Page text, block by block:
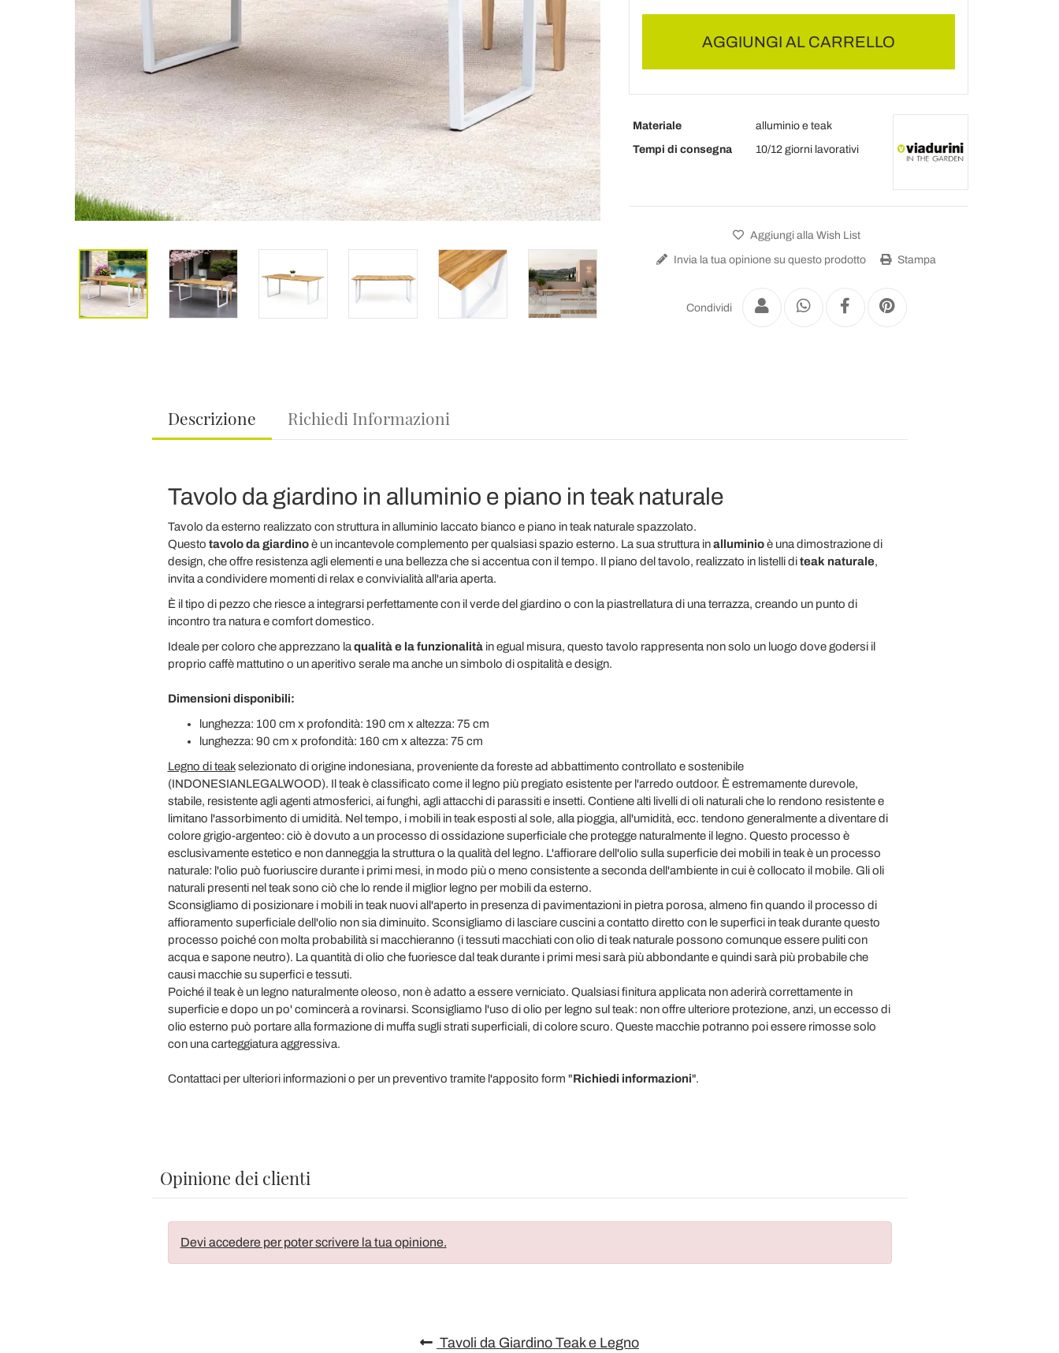
AGGIUNGI AL CARRELLO
Materiale
alluminio e teak
Tempi di consegna
10/12 giorni lavorativi
Aggiungi alla Wish List
Invia la tua opinione su questo prodotto Stampa
Condividi
Descrizione Richiedi Informazioni
Tavolo da giardino in alluminio e piano in teak naturale
Tavolo da esterno realizzato con struttura in alluminio laccato bianco e piano in teak naturale spazzolato.
Questo tavolo da giardinoè un incantevole complemento per qualsiasi spazio esterno. La sua struttura inalluminioè una dimostrazione di
design, che offre resistenza agli elementi e una bellezza che si accentua con il tempo. Il piano del tavolo, realizzato in listelli diteak naturale,
invita a condividere momenti di relax e convivialità all'aria aperta.
È il tipo di pezzo che riesce a integrarsi perfettamente con il verde del giardino o con la piastrellatura di una terrazza, creando un punto di
incontro tra natura e comfort domestico.
Ideale per coloro che apprezzano la qualità e la funzionalitàin egual misura, questo tavolo rappresenta non solo un luogo dove godersi il
proprio caffè mattutino o un aperitivo serale ma anche un simbolo di ospitalità e design.
Dimensioni disponibili:
lunghezza: 100 cm x profondità: 190 cm x altezza: 75 cm
lunghezza: 90 cm x profondità: 160 cm x altezza: 75 cm
Legno di teakselezionato di origine indonesiana, proveniente da foreste ad abbattimento controllato e sostenibile
(INDONESIANLEGALWOOD). Il teak è classificato come il legno più pregiato esistente per l'arredo outdoor. È estremamente durevole,
stabile, resistente agli agenti atmosferici, ai funghi, agli attacchi di parassiti e insetti. Contiene alti livelli di oli naturali che lo rendono resistente e
limitano l'assorbimento di umidità. Nel tempo, i mobili in teak esposti al sole, alla pioggia, all'umidità, ecc. tendono generalmente a diventare di
colore grigio-argenteo: ciò è dovuto a un processo di ossidazione superficiale che protegge naturalmente il legno. Questo processo è
esclusivamente estetico e non danneggia la struttura o la qualità del legno. L'affiorare dell'olio sulla superficie dei mobili in teak è un processo
naturale: l'olio può fuoriuscire durante i primi mesi, in modo più o meno consistente a seconda dell'ambiente in cui è collocato il mobile. Gli oli
naturali presenti nel teak sono ciò che lo rende il miglior legno per mobili da esterno.
Sconsigliamo di posizionare i mobili in teak nuovi all'aperto in presenza di pavimentazioni in pietra porosa, almeno fin quando il processo di
affioramento superficiale dell'olio non sia diminuito. Sconsigliamo di lasciare cuscini a contatto diretto con le superfici in teak durante questo
processo poiché con molta probabilità si macchieranno (i tessuti macchiati con olio di teak naturale possono comunque essere puliti con
acqua e sapone neutro). La quantità di olio che fuoriesce dal teak durante i primi mesi sarà più abbondante e quindi sarà più probabile che
causi macchie su superfici e tessuti.
Poiché il teak è un legno naturalmente oleoso, non è adatto a essere verniciato. Qualsiasi finitura applicata non aderirà correttamente in
superficie e dopo un po' comincerà a rovinarsi. Sconsigliamo l'uso di olio per legno sul teak: non offre ulteriore protezione, anzi, un eccesso di
olio esterno può portare alla formazione di muffa sugli strati superficiali, di colore scuro. Queste macchie potranno poi essere rimosse solo
con una carteggiatura aggressiva.
Contattaci per ulteriori informazioni o per un preventivo tramite l'apposito form "Richiedi informazioni".
Opinione dei clienti
Devi accedere per poter scrivere la tua opinione.
Tavoli da Giardino Teak e Legno